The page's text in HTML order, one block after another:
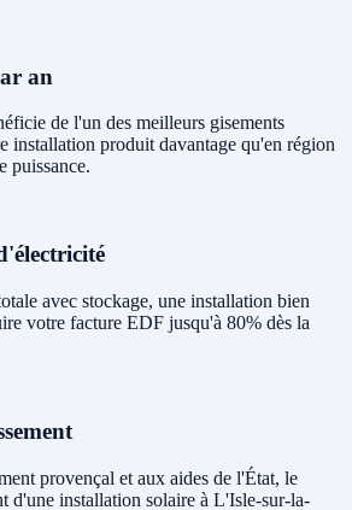
an
de l'un des meilleurs gisements
installation produit davantage qu'en région
puissance.
avec stockage, une installation bien
votre facture EDF jusqu'à 80% dès la
provençal et aux aides de l'État, le
d'une installation solaire à L'Isle-sur-la-